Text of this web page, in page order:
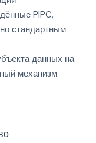
PIPC,
стандартным
данных на
механизм